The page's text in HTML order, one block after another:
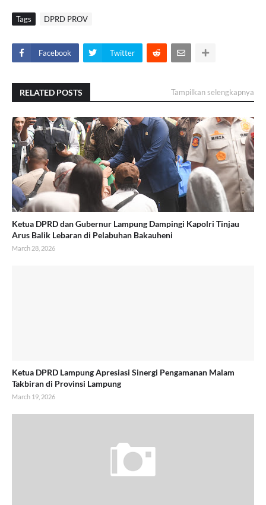
Tags DPRD PROV
Facebook Twitter
RELATED POSTS Tampilkan selengkapnya
Ketua DPRD dan Gubernur Lampung Dampingi Kapolri Tinjau
Arus Balik Lebaran di Pelabuhan Bakauheni
March 28, 2026
Ketua DPRD Lampung Apresiasi Sinergi Pengamanan Malam
Takbiran di Provinsi Lampung
March 19, 2026